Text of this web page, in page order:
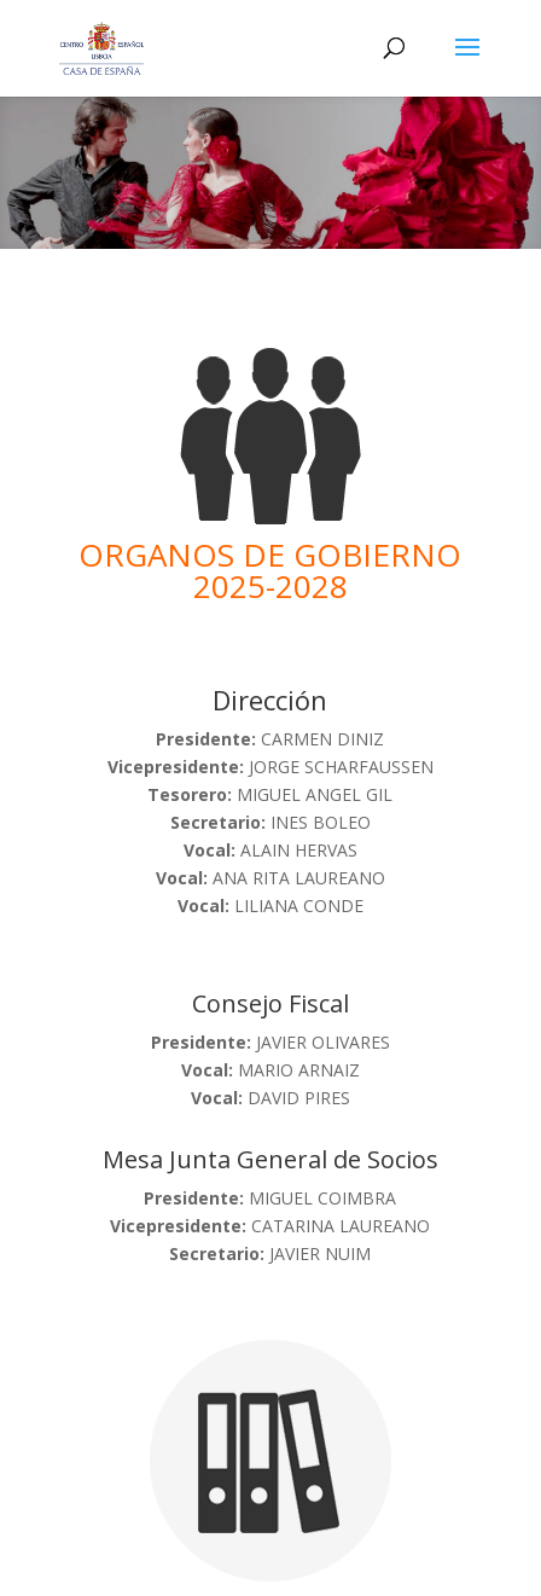
ORGANOS DE GOBIERNO
2025-2028
Dirección
Presidente: CARMEN DINIZ
Vicepresidente: JORGE SCHARFAUSSEN
Tesorero: MIGUEL ANGEL GIL
Secretario: INES BOLEO
Vocal: ALAIN HERVAS
Vocal: ANA RITA LAUREANO
Vocal: LILIANA CONDE
Consejo Fiscal
Presidente: JAVIER OLIVARES
Vocal: MARIO ARNAIZ
Vocal: DAVID PIRES
Mesa Junta General de Socios
Presidente: MIGUEL COIMBRA
Vicepresidente: CATARINA LAUREANO
Secretario: JAVIER NUIM